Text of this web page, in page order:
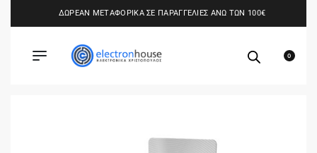
ΔΩΡΕΑΝ ΜΕΤΑΦΟΡΙΚΑ ΣΕ ΠΑΡΑΓΓΕΛΙΕΣ ΑΝΩ ΤΩΝ 100€
0